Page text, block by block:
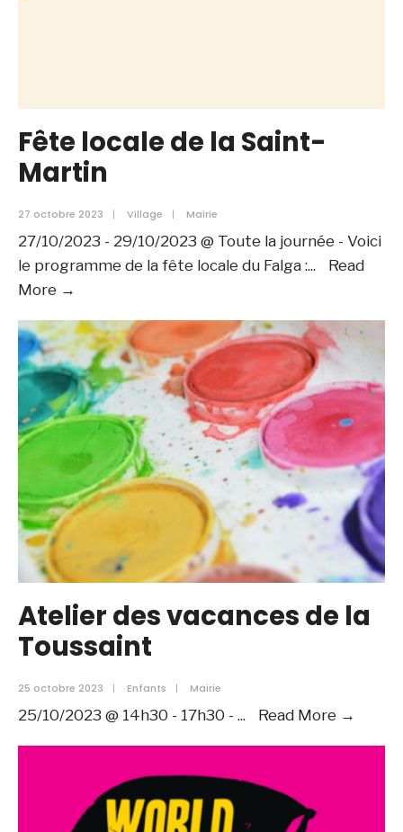
Fête locale de la Saint-
Martin
27 octobre 2023 | Village | Mairie
27/10/2023 - 29/10/2023 @ Toute la journée - Voici
le programme de la fête locale du Falga :...
Read
More →
de
la
Saint-
Martin
Atelier des vacances de la
Toussaint
25 octobre 2023 | Enfants | Mairie
25/10/2023 @ 14h30 - 17h30 - ... Read More →